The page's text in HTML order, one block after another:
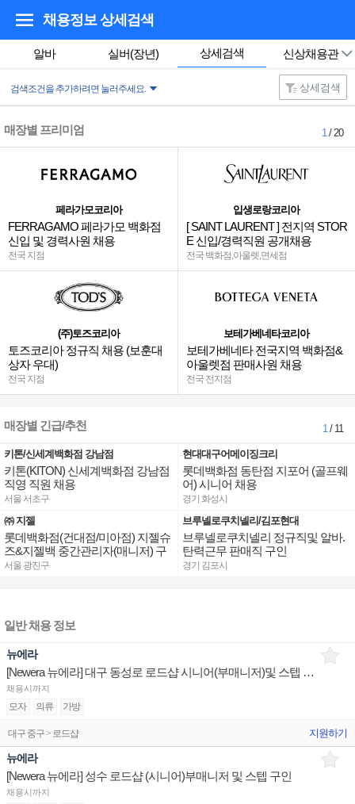
채용정보 상세검색
알바 실버(장년) 상세검색 신상채용관
검색조건을 추가하려면 눌러주세요. 상세검색
매장별 프리미엄 1/ 20
페라가모코리아
FERRAGAMO 페라가모 백화점
신입 및 경력사원 채용
전국 지점
(주)토즈코리아
토즈코리아 정규직 채용 (보훈대
상자 우대)
전국 지점
입생로랑코리아
[ SAINT LAURENT ] 전지역 STOR
E 신입/경력직원 공개채용
전국 백화점,아울렛,면세점
보테가베네타코리아
보테가베네타 전국지역 백화점&
아울렛점 판매사원 채용
전국 전지점
매장별 긴급/추천 1/ 11
키톤/신세계백화점 강남점
키톤(KITON) 신세계백화점 강남점
직영 직원 채용
서울 서초구
㈜ 지젤
롯데백화점(건대점/미아점) 지젤슈
즈&지젤백 중간관리자(매니저) 구
인합니다
서울 광진구
현대대구어메이징크리
롯데백화점 동탄점 지포어 (골프웨
어) 시니어 채용
경기 화성시
브루넬로쿠치넬리/김포현대
브루넬로쿠치넬리 정규직및 알바.
탄력근무 판매직 구인
경기 김포시
일반 채용 정보
뉴에라
[Newera 뉴에라] 대구 동성로 로드샵 시니어(부매니저)및 스텝 구인
채용시까지
모자 의류 가방
대구 중구 > 로드샵 지원하기
뉴에라
[Newera 뉴에라] 성수 로드샵 (시니어)부매니저 및 스텝 구인
채용시까지